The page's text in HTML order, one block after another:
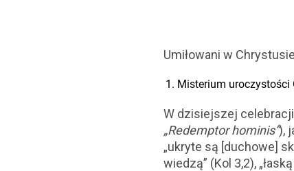
Umiłowani w
Misterium uroczystości
W dzisiejszej
„Redemptor hominis”),
„ukryte są [duchowe]
wiedzą” (Kol 3,2),